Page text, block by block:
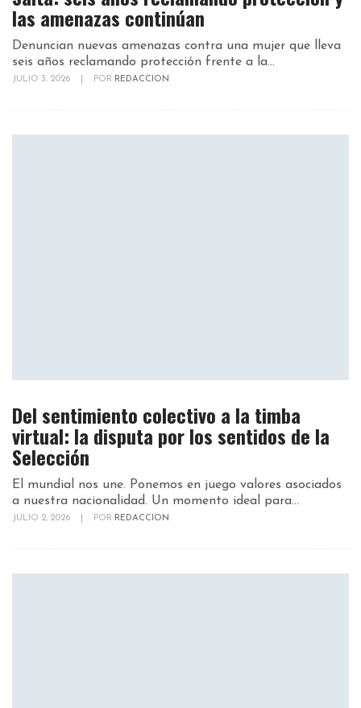
las amenazas continúan
Denuncian nuevas amenazas contra una mujer que lleva
seis años reclamando protección frente a la...
JULIO 3, 2026 POR REDACCION
Del sentimiento colectivo a la timba
virtual: la disputa por los sentidos de la
Selección
El mundial nos une. Ponemos en juego valores asociados
a nuestra nacionalidad. Un momento ideal para...
JULIO 2, 2026 POR REDACCION